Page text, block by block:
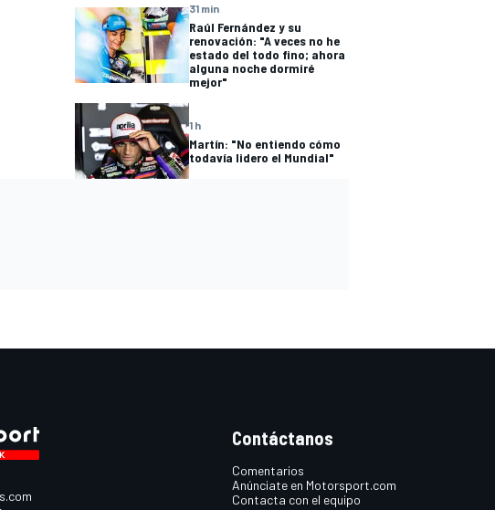
31 min
Raúl Fernández y su
renovación: "A veces no he
estado del todo fino; ahora
alguna noche dormiré
mejor"
1 h
Martín: "No entiendo cómo
todavía lidero el Mundial"
Contáctanos
Comentarios
Anúnciate en Motorsport.com
Contacta con el equipo